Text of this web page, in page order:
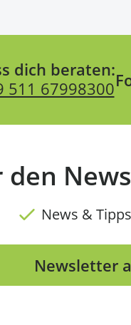
dich beraten:
511 67998300
den
News & Tipps
Newsletter